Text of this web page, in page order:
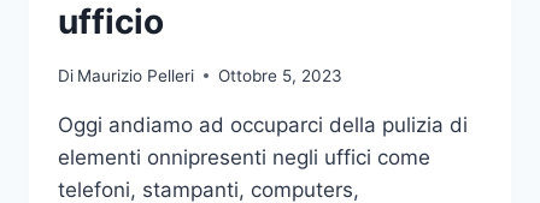
ufficio
Di Maurizio Pelleri Ottobre 5, 2023
Oggi andiamo ad occuparci della pulizia di
elementi onnipresenti negli uffici come
telefoni, stampanti, computers,